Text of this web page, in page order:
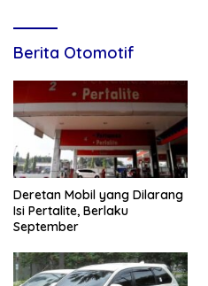
Berita Otomotif
Deretan Mobil yang Dilarang
Isi Pertalite, Berlaku
September